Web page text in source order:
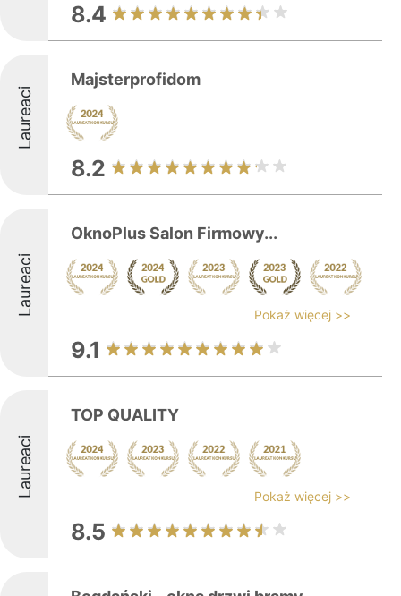
8.4
Laureaci
Majsterprofidom
8.2
Laureaci
OknoPlus Salon Firmowy...
Pokaż więcej >>
9.1
Laureaci
TOP QUALITY
Pokaż więcej >>
8.5